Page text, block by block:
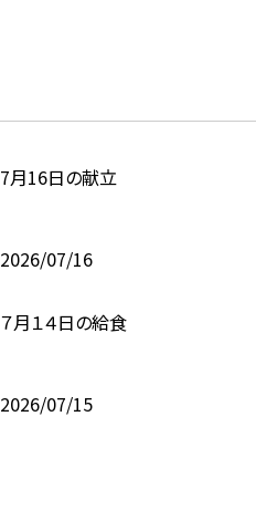
7月16日の献立
2026/07/16
７月１４日の給食
2026/07/15